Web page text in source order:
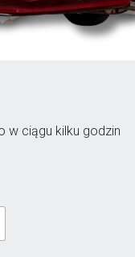
w ciągu kilku godzin